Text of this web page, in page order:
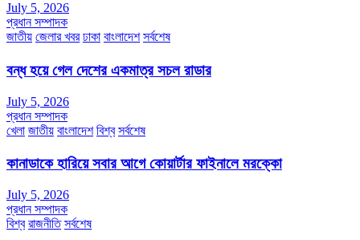
July 5, 2026
প্রধান সম্পাদক
জাতীয় জেলার খবর ঢাকা বাংলাদেশ সর্বশেষ
বন্ধ হয়ে গেল দেশের একমাত্র সচল রাডার
July 5, 2026
প্রধান সম্পাদক
খেলা জাতীয় বাংলাদেশ বিশ্ব সর্বশেষ
কানাডাকে হারিয়ে সবার আগে কোয়ার্টার ফাইনালে মরক্কো
July 5, 2026
প্রধান সম্পাদক
বিশ্ব রাজনীতি সর্বশেষ